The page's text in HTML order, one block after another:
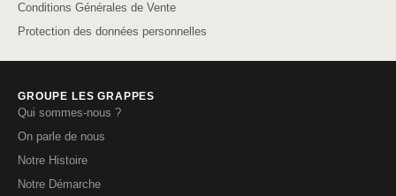
Conditions Générales de Vente
Protection des données personnelles
GROUPE LES GRAPPES
Qui sommes-nous ?
On parle de nous
Notre Histoire
Notre Démarche